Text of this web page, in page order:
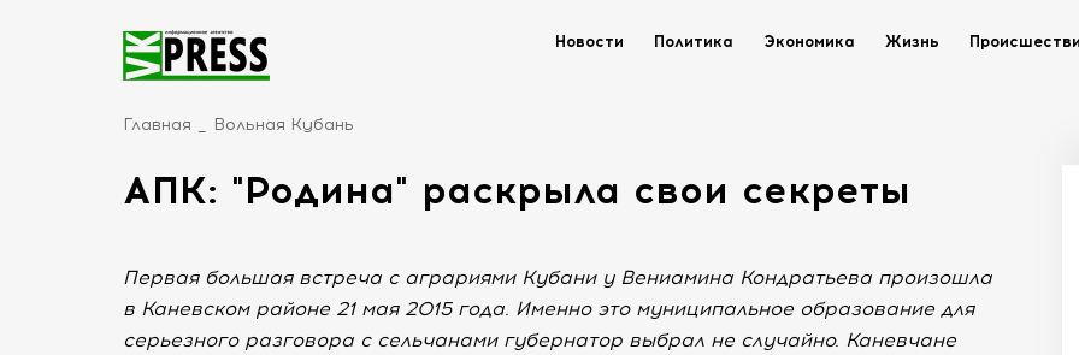
Новости Политика Экономика Жизнь
Главная Вольная Кубань
АПК: "Родина" раскрыла свои секреты
Первая большая встреча с аграриями Кубани у Вениамина Кондратьева произошла
в Каневском районе 21 мая 2015 года. Именно это муниципальное образование для
серьезного разговора с сельчанами губернатор выбрал не случайно. Каневчане